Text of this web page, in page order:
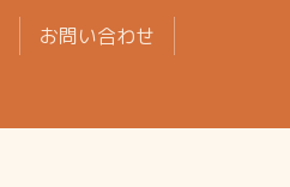
お問い合わせ